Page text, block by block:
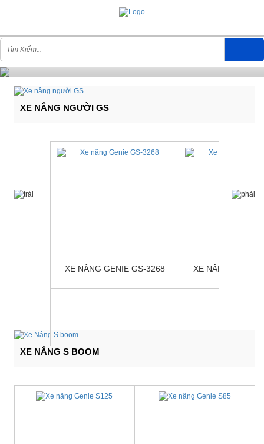
XE NÂNG NGƯỜI GS
XE NÂNG GENIE GS-3268 XE NÂNG GENIE
XE NÂNG S BOOM